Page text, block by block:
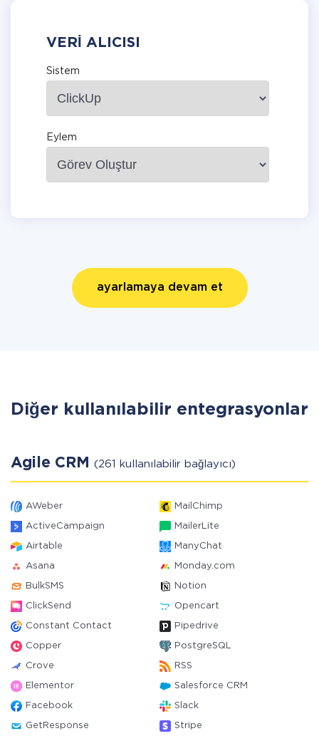
VERI ALICISI
Sistem
Eylem
ayarlamaya devam et
Diğer kullanılabilir entegrasyonlar
Agile CRM (261 kullanılabilir bağlayıcı)
AWeber MailChimp
ActiveCampaign MailerLite
Airtable ManyChat
Asana Monday.com
BulkSMS Notion
ClickSend Opencart
Constant Contact Pipedrive
Copper PostgreSQL
Crove RSS
Elementor Salesforce CRM
Facebook Slack
GetResponse Stripe